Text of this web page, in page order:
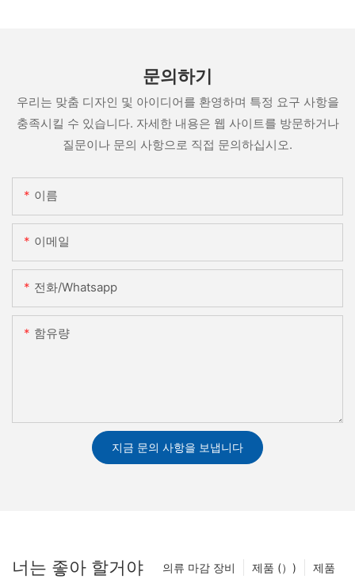
문의하기
우리는 맞춤 디자인 및 아이디어를 환영하며 특정 요구 사항을
충족시킬 수 있습니다. 자세한 내용은 웹 사이트를 방문하거나
질문이나 문의 사항으로 직접 문의하십시오.
이름
이메일
전화/whatsapp
함유량
지금 문의 사항을 보냅니다
너는 좋아 할거야 제품
제품 (）)
의류 마감 장비